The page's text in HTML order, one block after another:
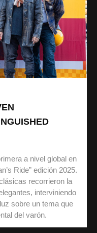
a nivel global en
Ride” edición 2025.
recorrieron la
interviniendo
sobre un tema que
del varón.